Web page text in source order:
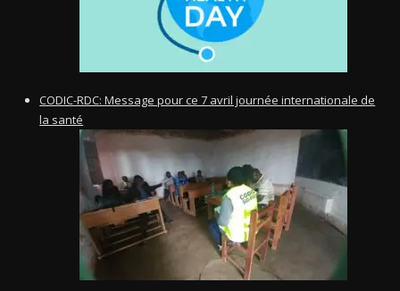
CODIC-RDC: Message pour ce 7 avril journée internationale de
la santé